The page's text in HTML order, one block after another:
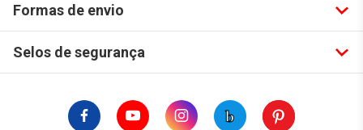
Formas de envio
Selos de segurança